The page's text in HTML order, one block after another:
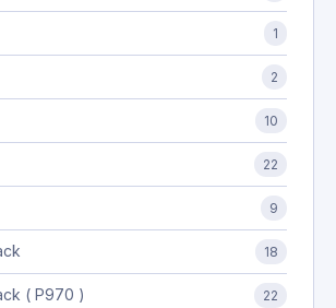
1
2
10
22
9
18
( P970 ) 22